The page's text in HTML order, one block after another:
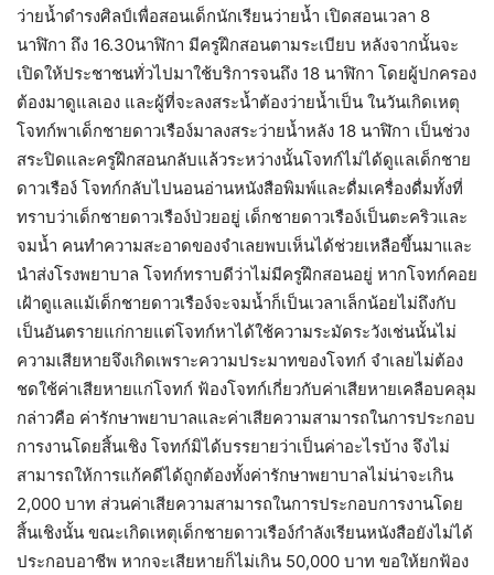
ว่ายน้ำดำรงศิลป์เพื่อสอนเด็กนักเรียนว่ายน้ำ เปิดสอนเวลา 8
นาฬิกา ถึง 16.30นาฬิกา มีครูฝึกสอนตามระเบียบ หลังจากนั้นจะ
เปิดให้ประชาชนทั่วไปมาใช้บริการจนถึง 18 นาฬิกา โดยผู้ปกครอง
ต้องมาดูแลเอง และผู้ที่จะลงสระน้ำต้องว่ายน้ำเป็น ในวันเกิดเหตุ
โจทก์พาเด็กชายดาวเรือง์มาลงสระว่ายน้ำหลัง 18 นาฬิกา เป็นช่วง
สระปิดและครูฝึกสอนกลับแล้วระหว่างนั้นโจทก์ไม่ได้ดูแลเด็กชาย
ดาวเรือง์ โจทก์กลับไปนอนอ่านหนังสือพิมพ์และดื่มเครื่องดื่มทั้งที่
ทราบว่าเด็กชายดาวเรือง์ป่วยอยู่ เด็กชายดาวเรือง์เป็นตะคริวและ
จมน้ำ คนทำความสะอาดของจำเลยพบเห็นได้ช่วยเหลือขึ้นมาและ
นำส่งโรงพยาบาล โจทก์ทราบดีว่าไม่มีครูฝึกสอนอยู่ หากโจทก์คอย
เฝ้าดูแลแม้เด็กชายดาวเรือง์จะจมน้ำก็เป็นเวลาเล็กน้อยไม่ถึงกับ
เป็นอันตรายแก่กายแต่โจทก์หาได้ใช้ความระมัดระวังเช่นนั้นไม่
ความเสียหายจึงเกิดเพราะความประมาทของโจทก์ จำเลยไม่ต้อง
ชดใช้ค่าเสียหายแก่โจทก์ ฟ้องโจทก์เกี่ยวกับค่าเสียหายเคลือบคลุม
กล่าวคือ ค่ารักษาพยาบาลและค่าเสียความสามารถในการประกอบ
การงานโดยสิ้นเชิง โจทก์มิได้บรรยายว่าเป็นค่าอะไรบ้าง จึงไม่
สามารถให้การแก้คดีได้ถูกต้องทั้งค่ารักษาพยาบาลไม่น่าจะเกิน
2,000 บาท ส่วนค่าเสียความสามารถในการประกอบการงานโดย
สิ้นเชิงนั้น ขณะเกิดเหตุเด็กชายดาวเรือง์กำลังเรียนหนังสือยังไม่ได้
ประกอบอาชีพ หากจะเสียหายก็ไม่เกิน 50,000 บาท ขอให้ยกฟ้อง